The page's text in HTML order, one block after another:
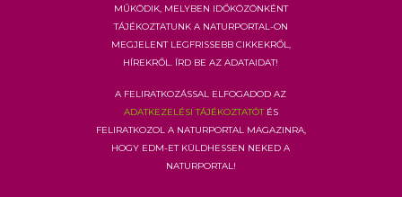
működik, melyben időközönként
tájékoztatunk a Naturportal-on
megjelent legfrissebb cikkekről,
hírekről. Írd be az adataidat!
A feliratkozással elfogadod az
adatkezelési tájékoztatótés
feliratkozol a Naturportal Magazinra,
hogy EDM-et küldhessen neked a
Naturportal!